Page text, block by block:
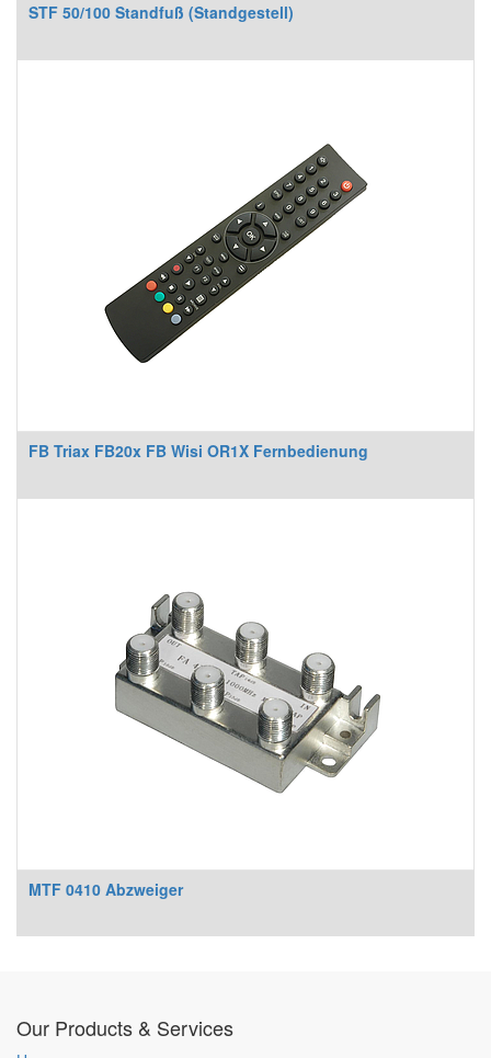
STF 50/100 Standfuß (Standgestell)
FB Triax FB20x FB Wisi OR1X Fernbedienung
MTF 0410 Abzweiger
Our Products & Services